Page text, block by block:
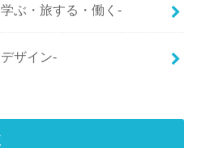
ぶ・旅する・働く-
ザイン-